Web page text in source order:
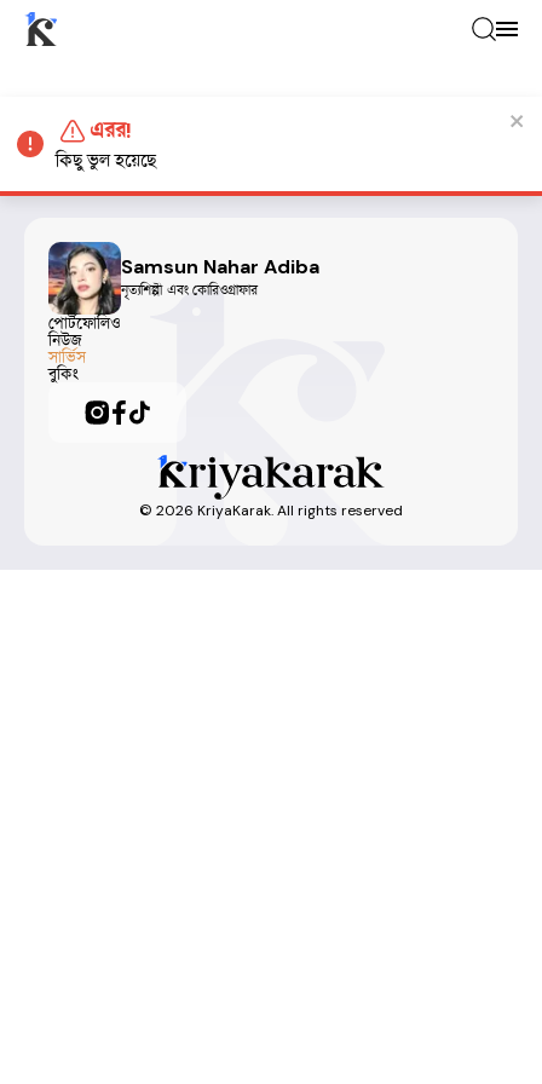
Samsun Nahar Adiba
নৃত্যশিল্পী এবং কোরিওগ্রাফার
পোর্টফোলিও
নিউজ
সার্ভিস
বুকিং
© 2026 KriyaKarak. All rights reserved
এরর!
কিছু ভুল হয়েছে